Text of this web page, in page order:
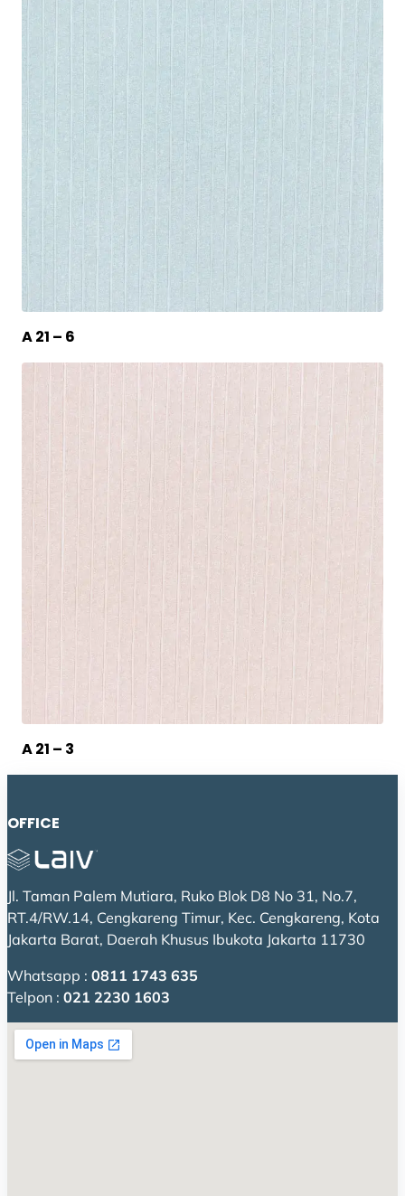
A 21 – 6
A 21 – 3
OFFICE
Jl. Taman Palem Mutiara, Ruko Blok D8 No 31, No.7,
RT.4/RW.14, Cengkareng Timur, Kec. Cengkareng, Kota
Jakarta Barat, Daerah Khusus Ibukota Jakarta 11730
Whatsapp : 0811 1743 635
Telpon : 021 2230 1603